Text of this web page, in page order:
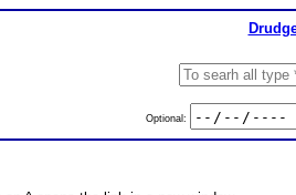
Optional: